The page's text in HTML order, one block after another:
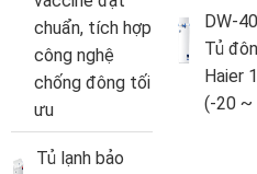
chuẩn, tích hợp
công nghệ
chống đông tối
ưu
Tủ lạnh bảo
DW-
Tủ
Haier
(-20 ~